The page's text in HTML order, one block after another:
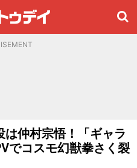
仲村宗悟！「ギャラ
でコスモ幻獣拳さく裂